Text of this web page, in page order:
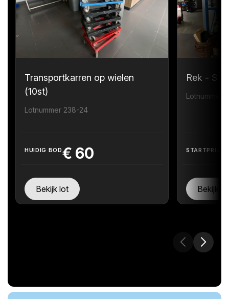
Transportkarren op wielen
(10st)
Lotnummer 238-24
HUIDIG BOD€ 60
Bekijk lot
Rek -
Lotnummer
STARTPRIJS
Bekijk